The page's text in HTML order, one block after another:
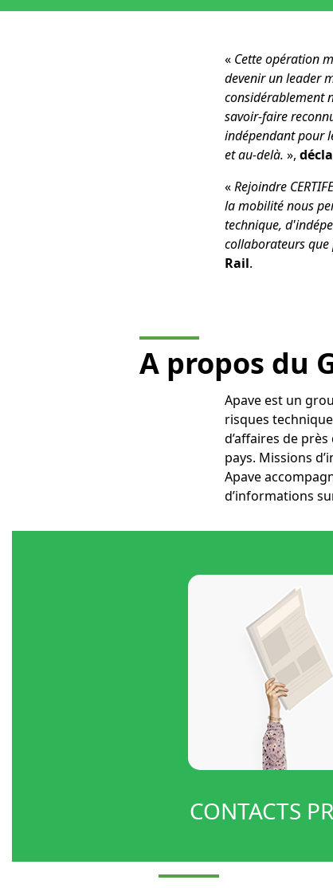
« Cette opération
devenir un leader
considérablement
savoir-faire
indépendant pour
et au-delà. »,
«Rejoindre
la mobilité nous
technique,
collaborateurs
Rail.
A propos du
Apave est un
risques
d’affaires de
pays. Missions
Apave
d’informations
CONTACTS